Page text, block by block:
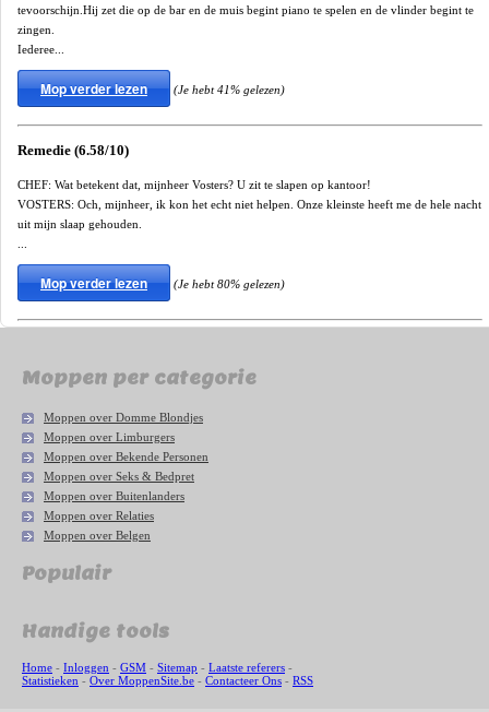
tevoorschijn.Hij zet die op de bar en de muis begint piano te spelen en de vlinder begint te
zingen.
Iederee...
Mop verder lezen (Je hebt 41% gelezen)
Remedie (6.58/10)
CHEF: Wat betekent dat, mijnheer Vosters? U zit te slapen op kantoor!
VOSTERS: Och, mijnheer, ik kon het echt niet helpen. Onze kleinste heeft me de hele nacht
uit mijn slaap gehouden.
Mop verder lezen (Je hebt 80% gelezen)
Moppen per categorie
Moppen over Domme Blondjes
Moppen over Limburgers
Moppen over Bekende Personen
Moppen over Seks & Bedpret
Moppen over Buitenlanders
Moppen over Relaties
Moppen over Belgen
Populair
Handige tools
Home - Inloggen - GSM - Sitemap - Laatste referers -
Statistieken - Over MoppenSite.be - Contacteer Ons - RSS